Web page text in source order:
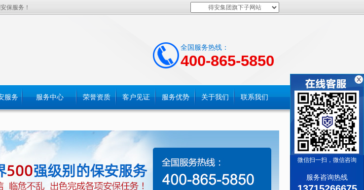
保服务！ 得安集团旗下子网站
全国服务热线：
400-865-5850
服务 服务中心 荣誉资质 客户见证 服务优势 关于我们 联系我们